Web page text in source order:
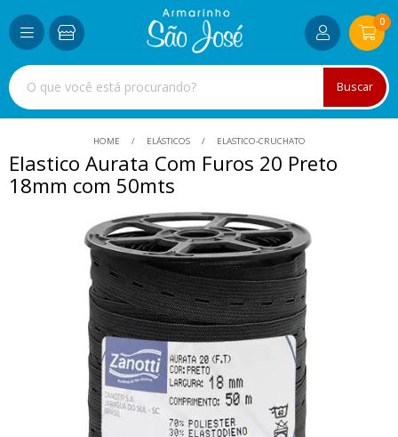
Buscar
0
HOME ELÁSTICOS ELASTICO-CRUCHATO
Elastico Aurata Com Furos 20 Preto
18mm com 50mts